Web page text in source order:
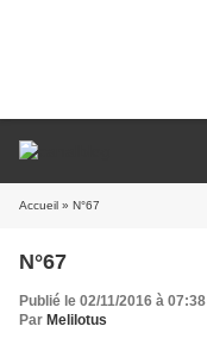
Accueil » N°67
N°67
Publié le 02/11/2016 à 07:38
Par Melilotus